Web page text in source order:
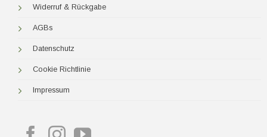
Widerruf & Rückgabe
AGBs
Datenschutz
Cookie Richtlinie
Impressum